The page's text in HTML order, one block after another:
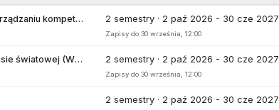
Narzędzia rozwoju w zarządzaniu kompetencjami menedżerskimi 2 semestry · 2 paź 2026 - 30 cze 2027
Zapisy do 30 września, 12:00
Systemy produkcji w klasie światowej (WCM&S) 2 semestry · 2 paź 2026 - 30 cze 2027
Zapisy do 30 września, 12:00
2 semestry · 2 paź 2026 - 30 cze 2027